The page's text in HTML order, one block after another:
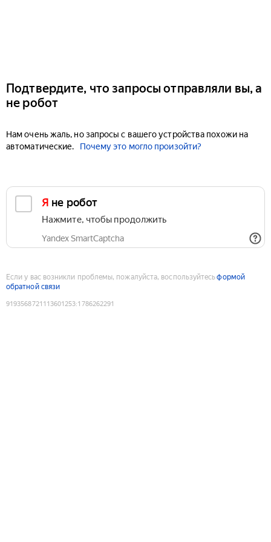
Подтвердите, что запросы отправляли вы, а
не робот
Нам очень жаль, но запросы с вашего устройства похожи на
автоматические.
Почему это могло произойти?
Я не робот
Нажмите, чтобы продолжить
Yandex SmartCaptcha
Если у вас возникли проблемы, пожалуйста, воспользуйтесьформой
обратной связи
9193568721113601253:1786262291